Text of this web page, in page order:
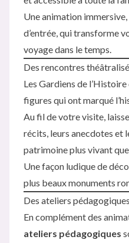
Une animation
d’entrée, qui transforme
voyage dans le temps.
Des rencontres
Les Gardiens de
figures qui ont marqué
Au fil de votre visite,
récits, leurs anecdotes et
patrimoine plus vivant que
Une façon ludique de
plus beaux monuments
Des ateliers
En complément des
ateliers pédagogiques